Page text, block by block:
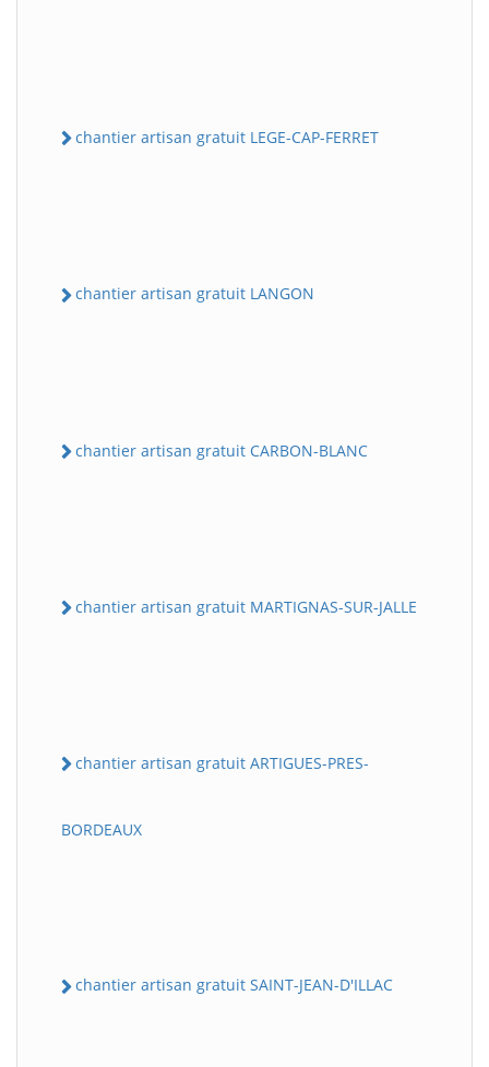
chantier artisan gratuit LEGE-CAP-FERRET
chantier artisan gratuit LANGON
chantier artisan gratuit CARBON-BLANC
chantier artisan gratuit MARTIGNAS-SUR-JALLE
chantier artisan gratuit ARTIGUES-PRES-
BORDEAUX
chantier artisan gratuit SAINT-JEAN-D'ILLAC